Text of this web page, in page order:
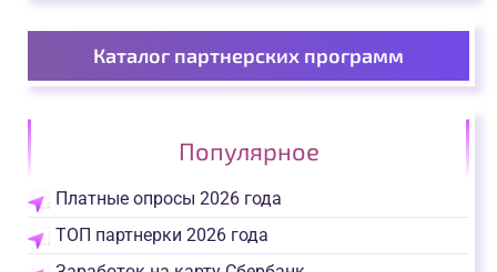
Каталог партнерских программ
Популярное
Платные опросы 2026 года
ТОП партнерки 2026 года